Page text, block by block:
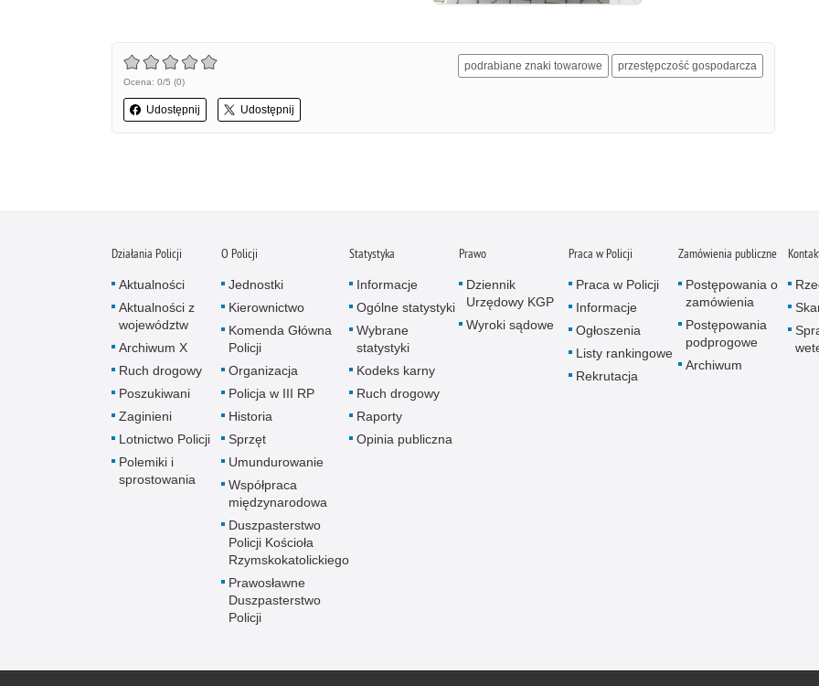
Ocena: 0/5 (0)
Udostępnij Udostępnij
podrabiane znaki towarowe przestępczość gospodarcza
Działania Policji
Aktualności
Aktualności z
województw
Archiwum X
Ruch drogowy
Poszukiwani
Zaginieni
Lotnictwo Policji
Polemiki i
sprostowania
O Policji
Jednostki
Kierownictwo
Komenda Główna
Policji
Organizacja
Policja w III RP
Historia
Sprzęt
Umundurowanie
Współpraca
międzynarodowa
Duszpasterstwo
Policji Kościoła
Rzymskokatolickiego
Prawosławne
Duszpasterstwo
Policji
Statystyka
Informacje
Ogólne statystyki
Wybrane
statystyki
Kodeks karny
Ruch drogowy
Raporty
Opinia publiczna
Prawo
Dziennik
Urzędowy KGP
Wyroki sądowe
Praca w Policji
Praca w Policji
Informacje
Ogłoszenia
Listy rankingowe
Rekrutacja
Zamówienia publiczne
Postępowania o
zamówienia
Postępowania
podprogowe
Archiwum